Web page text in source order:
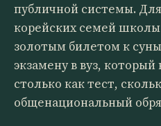
публичной системы.
корейских семей
золотым билетом к
экзамену в вуз, который
столько как тест,
общенациональный